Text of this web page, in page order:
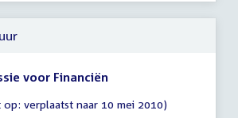
voor Financiën
op: verplaatst naar 10 mei 2010)